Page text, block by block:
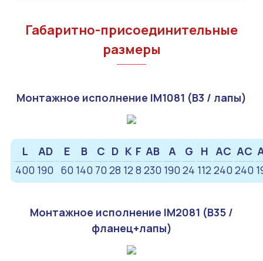
Габаритно-присоединительные
размеры
Монтажное исполнение IM1081 (B3 / лапы)
L AD E B C D K F AB A G H AC AC
400 190 60 140 70 28 12 8 230 190 24 112 240 240
Монтажное исполнение IM2081 (B35 /
фланец+лапы)